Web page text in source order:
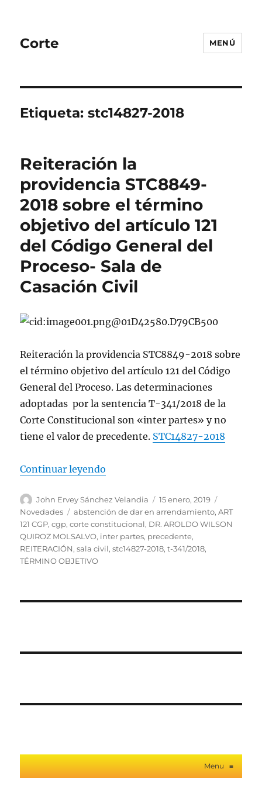
Corte MENÚ
Etiqueta:stc14827-2018
Reiteración la
providencia STC8849-
2018 sobre el término
objetivo del artículo 121
del Código General del
Proceso- Sala de
Casación Civil
Reiteración la providencia STC8849-2018 sobre
el término objetivo del artículo 121 del Código
General del Proceso. Las determinaciones
adoptadas por la sentencia T-341/2018 de la
Corte Constitucional son «inter partes» y no
tiene el valor de precedente. STC14827-2018
Continuar leyendo
Autor
John Ervey Sánchez Velandia
Publicado
el
15 enero, 2019
Novedades
Etiquetas
abstención de dar en arrendamiento,ART
121 CGP,cgp,corte constitucional, DR. AROLDO WILSON
QUIROZ MOLSALVO, inter partes, precedente,
REITERACIÓN,sala civil,stc14827-2018,t-341/2018,
TÉRMINO OBJETIVO
Menu ≡